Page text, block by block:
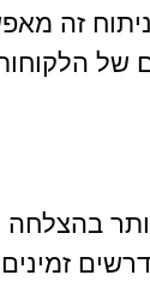
ניתוח זה